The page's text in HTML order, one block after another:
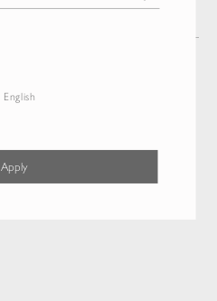
English
Apply